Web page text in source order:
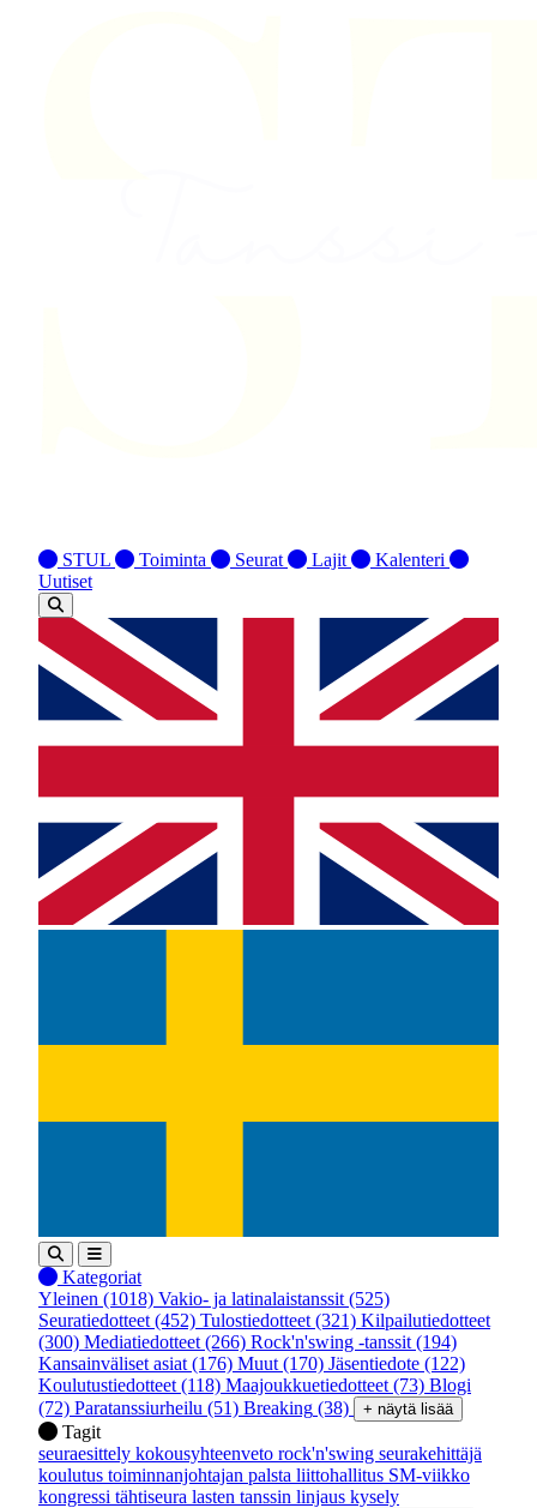
STUL Toiminta Seurat Lajit
Kalenteri
Uutiset
Kategoriat
Yleinen (1018) Vakio- ja latinalaistanssit (525)
Seuratiedotteet (452) Tulostiedotteet (321) Kilpailutiedotteet
(300) Mediatiedotteet (266) Rock'n'swing -tanssit (194)
Kansainväliset asiat (176) Muut (170) Jäsentiedote (122)
Koulutustiedotteet (118) Maajoukkuetiedotteet (73) Blogi
(72) Paratanssiurheilu (51) Breaking (38) + näytä lisää
Tagit
seuraesittely kokousyhteenveto rock'n'swing seurakehittäjä
koulutus toiminnanjohtajan palsta liittohallitus SM-viikko
kongressi tähtiseura lasten tanssin linjaus kysely